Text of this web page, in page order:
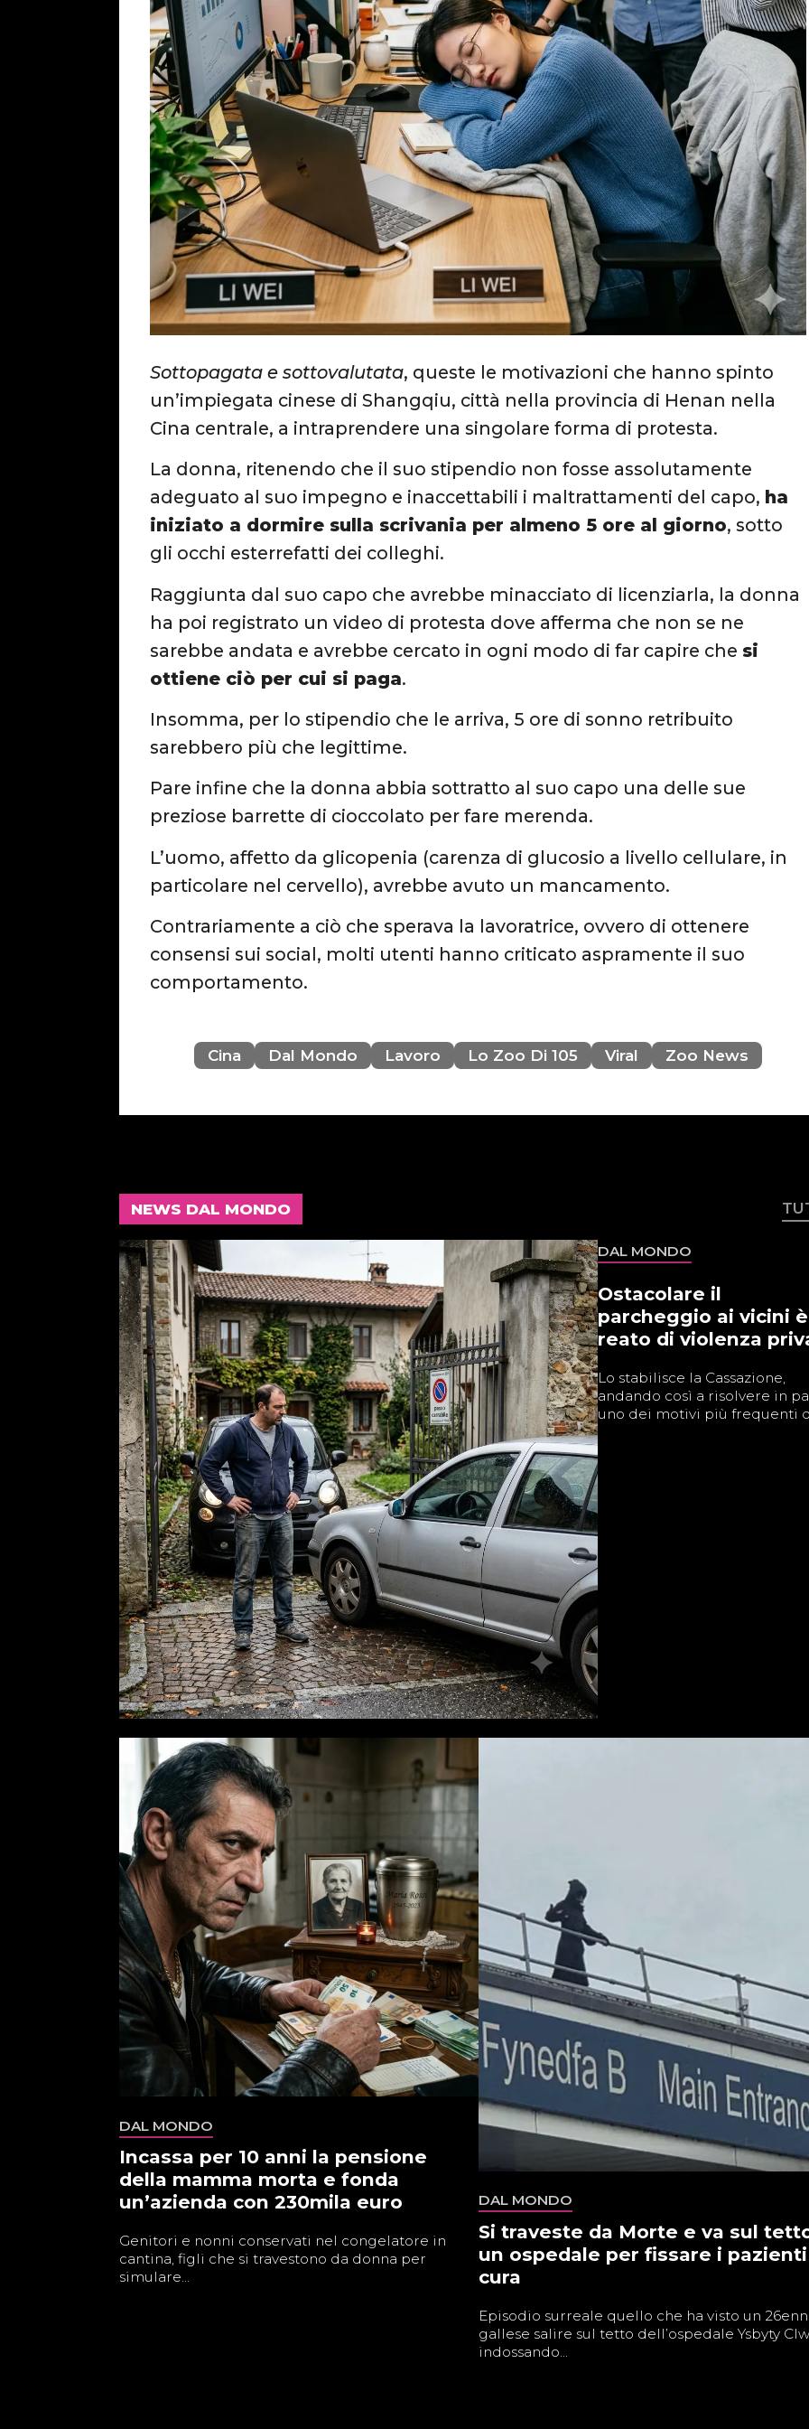
Sottopagata e sottovalutata, queste le motivazioni che hanno spinto
un’impiegata cinese di Shangqiu, città nella provincia di Henan nella
Cina centrale, a intraprendere una singolare forma di protesta.
La donna, ritenendo che il suo stipendio non fosse assolutamente
adeguato al suo impegno e inaccettabili i maltrattamenti del capo, ha
iniziato a dormire sulla scrivania per almeno 5 ore al giorno, sotto
gli occhi esterrefatti dei colleghi.
Raggiunta dal suo capo che avrebbe minacciato di licenziarla, la donna
ha poi registrato un video di protesta dove afferma che non se ne
sarebbe andata e avrebbe cercato in ogni modo di far capire che si
ottiene ciò per cui si paga.
Insomma, per lo stipendio che le arriva, 5 ore di sonno retribuito
sarebbero più che legittime.
Pare infine che la donna abbia sottratto al suo capo una delle sue
preziose barrette di cioccolato per fare merenda.
L’uomo, affetto da glicopenia (carenza di glucosio a livello cellulare, in
particolare nel cervello), avrebbe avuto un mancamento.
Contrariamente a ciò che sperava la lavoratrice, ovvero di ottenere
consensi sui social, molti utenti hanno criticato aspramente il suo
comportamento.
Cina Dal Mondo Lavoro Lo Zoo Di 105 Viral Zoo News
NEWS DAL MONDO
DAL MONDO
Ostacolare il
parcheggio ai vicini è
reato di violenza
Lo stabilisce la Cassazione,
andando così a risolvere in
uno dei motivi più frequenti
DAL MONDO
Incassa per 10 anni la pensione
della mamma morta e fonda
un’azienda con 230mila euro
Genitori e nonni conservati nel congelatore in
cantina, figli che si travestono da donna per
simulare...
DAL MONDO
Si traveste da Morte e va sul
un ospedale per fissare i
cura
Episodio surreale quello che ha visto un
gallese salire sul tetto dell’ospedale Ysbyty
indossando...